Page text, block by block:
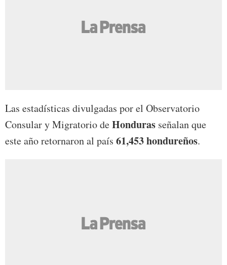
Las estadísticas divulgadas por el Observatorio
Consular y Migratorio deHonduras señalan que
este año retornaron al país 61,453 hondureños.